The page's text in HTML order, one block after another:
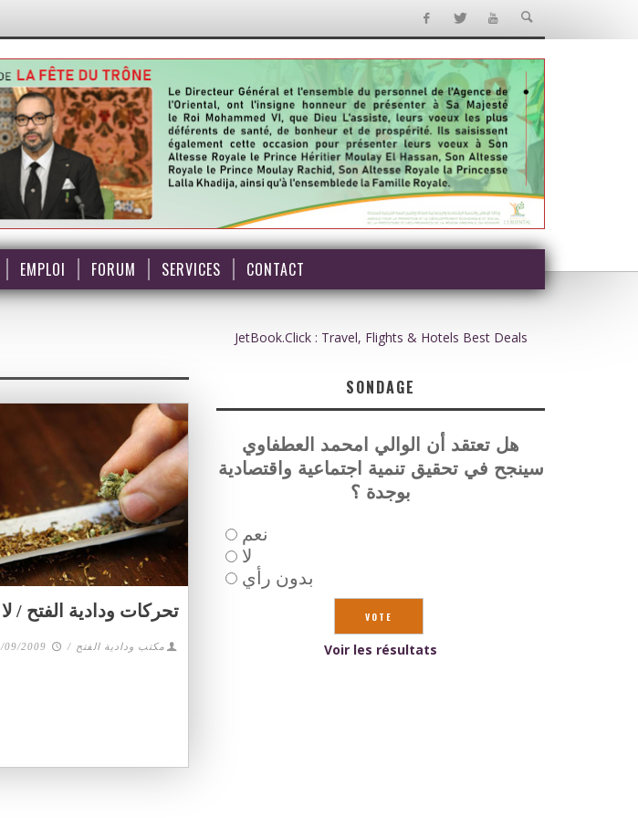
EMPLOI FORUM SERVICES CONTACT
تحركات ودادية الفتح /
مكتب ودادية الفتح /
09/2009
JetBook.Click : Travel, Flights & Hotels Best Deals
SONDAGE
هل تعتقد أن الوالي امحمد العطفاوي
سينجح في تحقيق تنمية اجتماعية واقتصادية
بوجدة ؟
نعم
لا
بدون رأي
Voir les résultats